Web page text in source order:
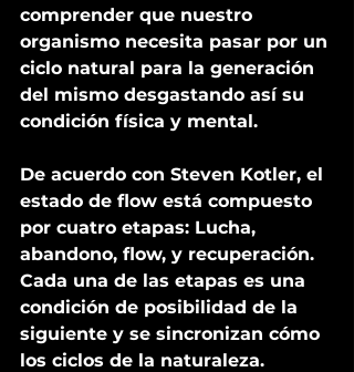
comprender que nuestro
organismo necesita pasar por un
ciclo natural para la generación
del mismo desgastando así su
condición física y mental.
De acuerdo con Steven Kotler, el
estado de flow está compuesto
por cuatro etapas: Lucha,
abandono, flow, y recuperación.
Cada una de las etapas es una
condición de posibilidad de la
siguiente y se sincronizan cómo
los ciclos de la naturaleza.